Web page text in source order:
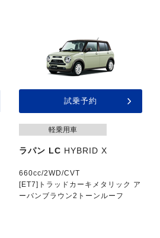
試乗予約
軽乗用車
ラパン LC HYBRID X
660cc/2WD/CVT
[ET7]トラッドカーキメタリック ア
ーバンブラウン2トーンルーフ